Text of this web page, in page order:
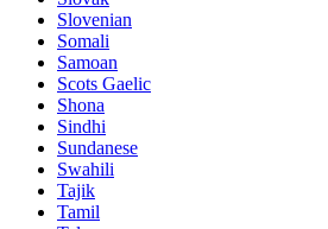
Slovenian
Somali
Samoan
Scots Gaelic
Shona
Sindhi
Sundanese
Swahili
Tajik
Tamil